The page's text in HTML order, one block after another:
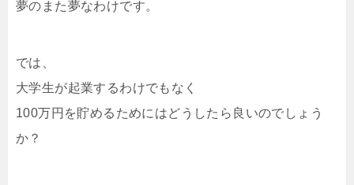
夢のまた夢なわけです。
では、
大学生が起業するわけでもなく
100万円を貯めるためにはどうしたら良いのでしょう
か？